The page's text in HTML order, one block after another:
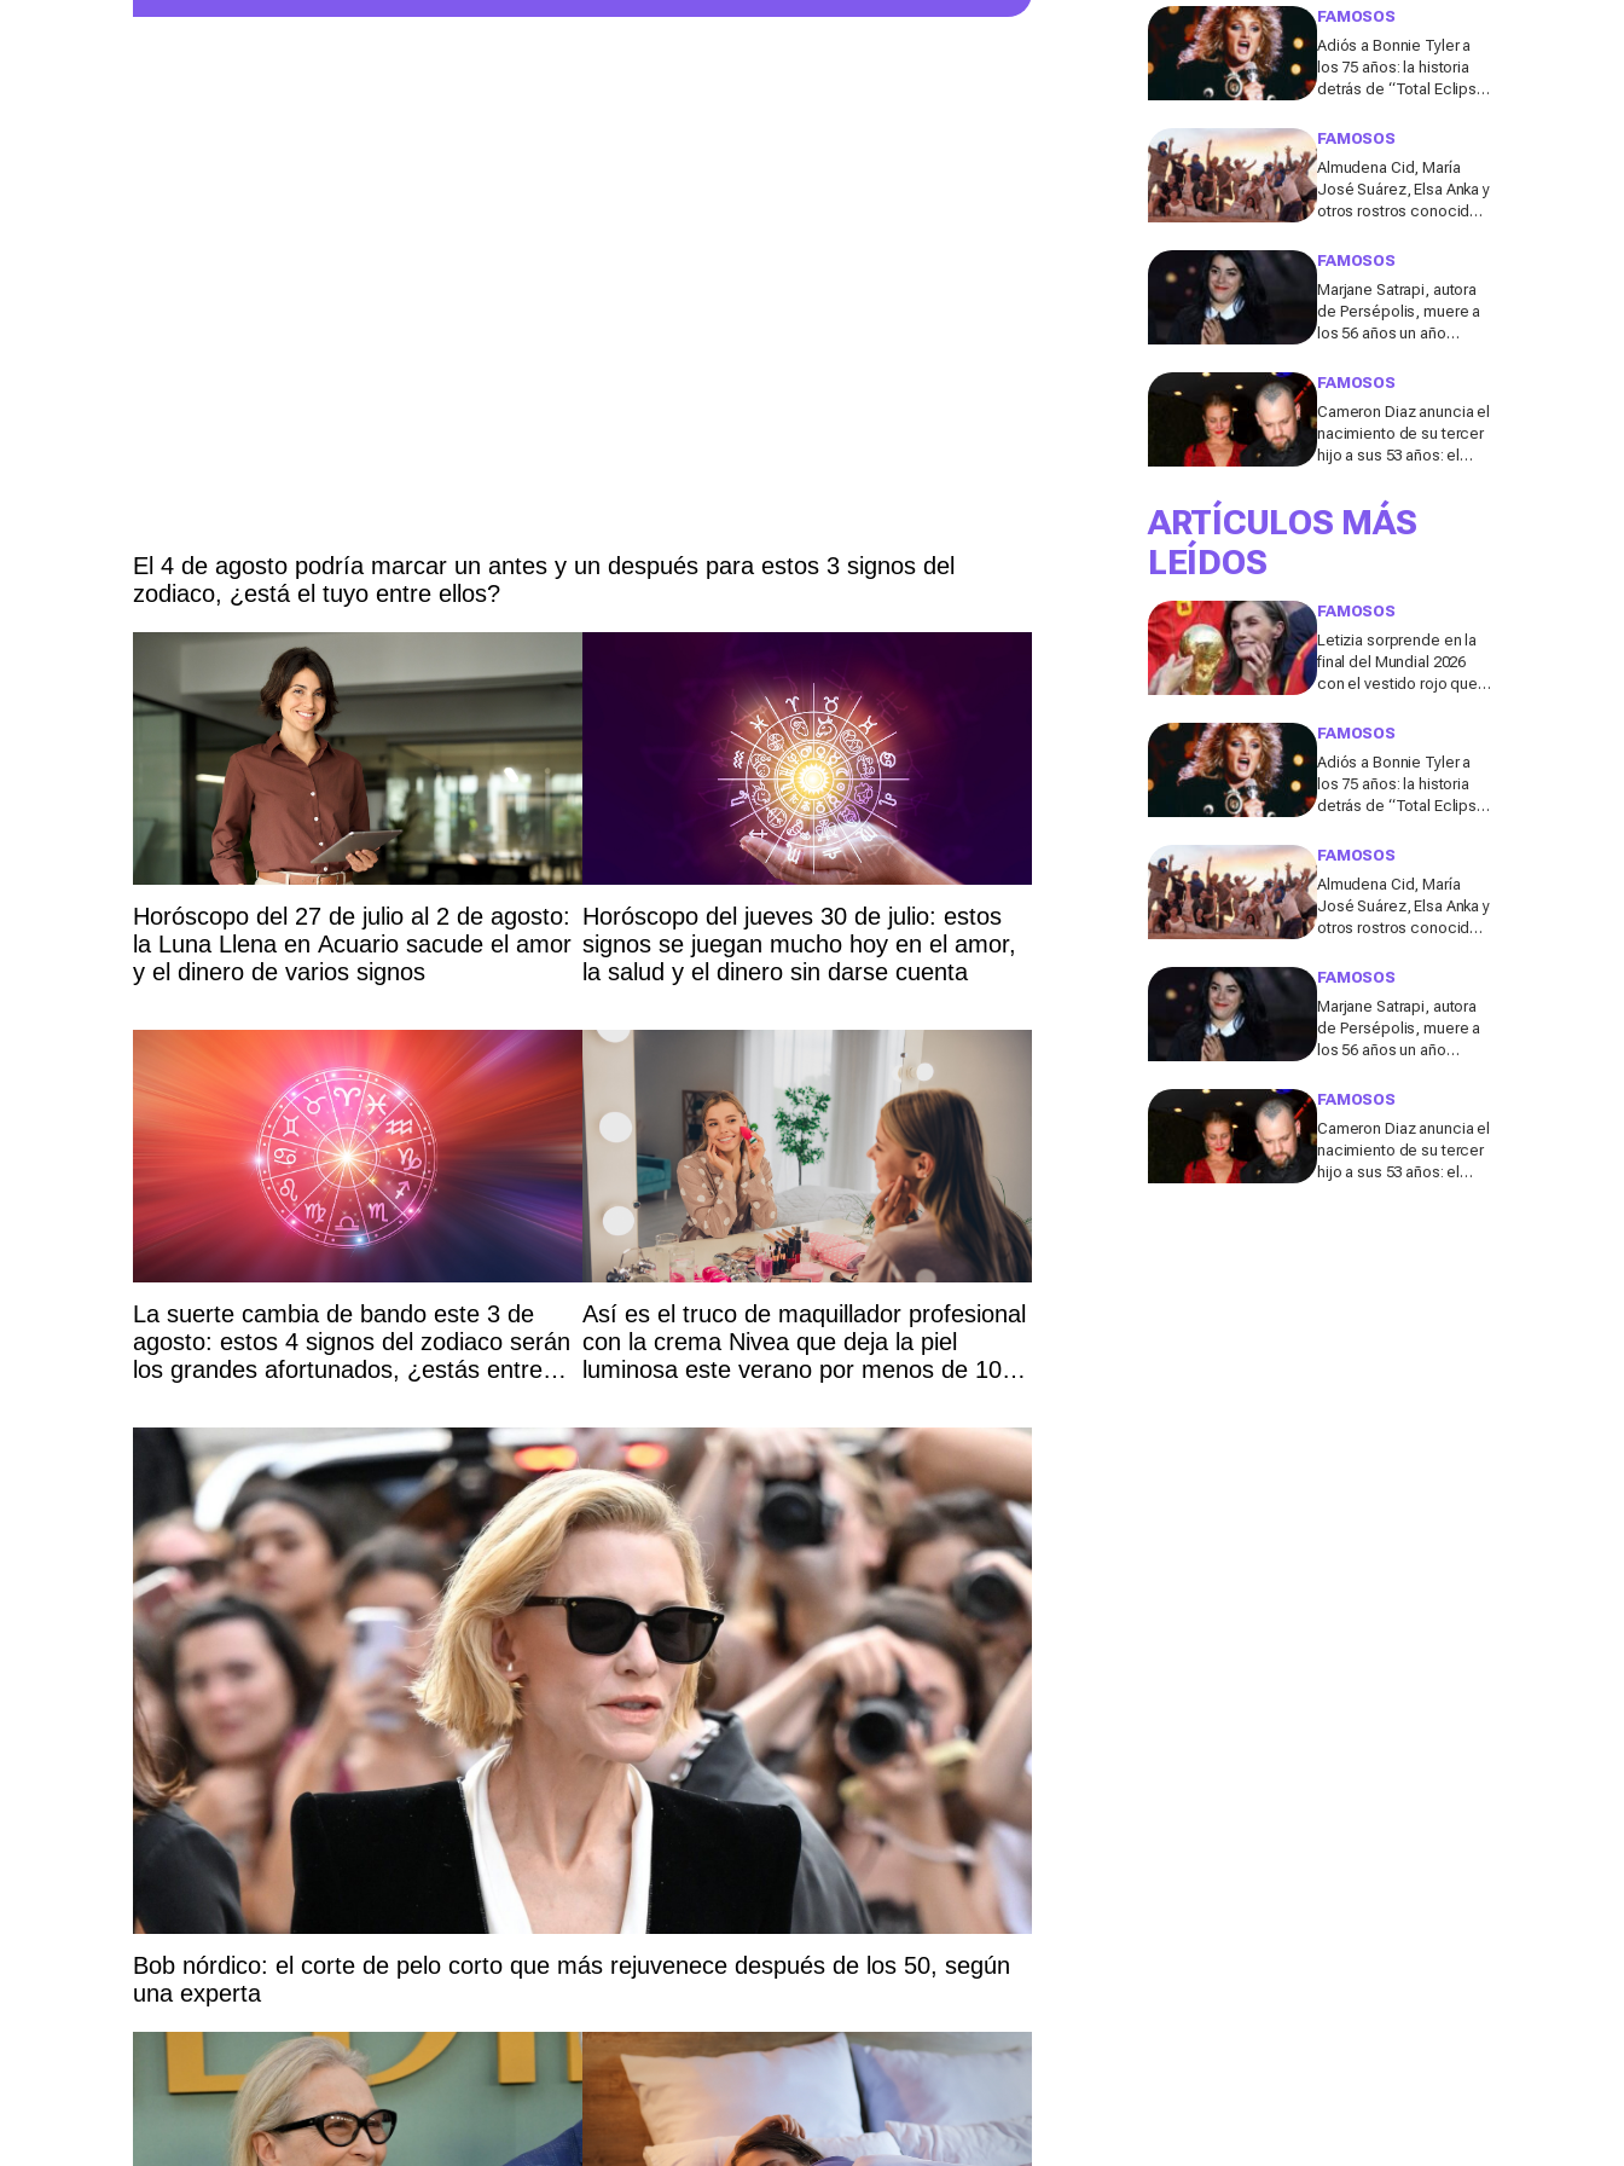
El 4 de agosto podría marcar un antes y un después para estos 3 signos del
zodiaco, ¿está el tuyo entre ellos?
Horóscopo del 27 de julio al 2 de agosto:
la Luna Llena en Acuario sacude el amor
y el dinero de varios signos
Horóscopo del jueves 30 de julio: estos
signos se juegan mucho hoy en el amor,
la salud y el dinero sin darse cuenta
La suerte cambia de bando este 3 de
agosto: estos 4 signos del zodiaco serán
los grandes afortunados, ¿estás entre
Así es el truco de maquillador profesional
con la crema Nivea que deja la piel
luminosa este verano por menos de 10
Bob nórdico: el corte de pelo corto que más rejuvenece después de los 50, según
una experta
de los 50
FAMOSOS
Adiós a Bonnie Tyler a
los 75 años: la historia
detrás de “Total Eclipse
que la hizo eterna
FAMOSOS
Almudena Cid, María
José Suárez, Elsa Anka y
otros rostros conocidos
segunda edición de
Desierto'
FAMOSOS
Marjane Satrapi, autora
de Persépolis, muere a
los 56 años un año
de su marido
FAMOSOS
Cameron Diaz anuncia el
nacimiento de su tercer
hijo a sus 53 años: el
anuncio que todos
comentan
ARTÍCULOS MÁS
LEÍDOS
FAMOSOS
Letizia sorprende en la
final del Mundial 2026
con el vestido rojo que
de los 50
FAMOSOS
Adiós a Bonnie Tyler a
los 75 años: la historia
detrás de “Total Eclipse
que la hizo eterna
FAMOSOS
Almudena Cid, María
José Suárez, Elsa Anka y
otros rostros conocidos
segunda edición de
Desierto'
FAMOSOS
Marjane Satrapi, autora
de Persépolis, muere a
los 56 años un año
de su marido
FAMOSOS
Cameron Diaz anuncia el
nacimiento de su tercer
hijo a sus 53 años: el